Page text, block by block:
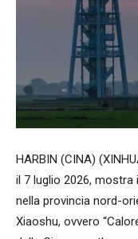
HARBIN (CINA)
il 7 luglio 2026, mostra
nella provincia nord-
Xiaoshu, ovvero